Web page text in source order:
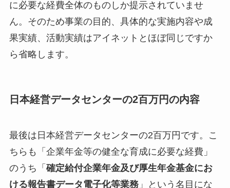
に必要な経費全体のものしか提示されていませ
ん。そのため事業の目的、具体的な実施内容や成
果実績、活動実績はアイネットとほぼ同じですか
ら省略します。
日本経営データセンターの2百万円の内容
最後は日本経営データセンターの2百万円です。こ
ちらも「企業年金等の健全な育成に必要な経費」
のうち「 確定給付企業年金及び厚生年金基金にお
ける報告書データ電子化等業務」という名目にな